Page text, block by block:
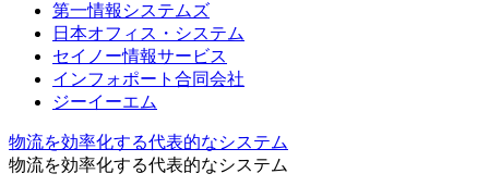
第一情報システムズ
日本オフィス・システム
セイノー情報サービス
インフォポート合同会社
ジーイーエム
物流を効率化する代表的なシステム
物流を効率化する代表的なシステム